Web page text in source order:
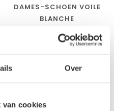
Over
van cookies
DAMES-SCHOEN VOILE
BLANCHE
€108,00